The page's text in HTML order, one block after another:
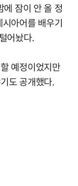
잠이 안 올 정
아어를 배우기
어놨다.
예정이었지만
도 공개했다.